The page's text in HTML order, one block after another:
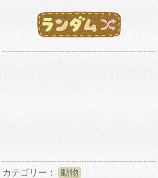
カテゴリー： 動物